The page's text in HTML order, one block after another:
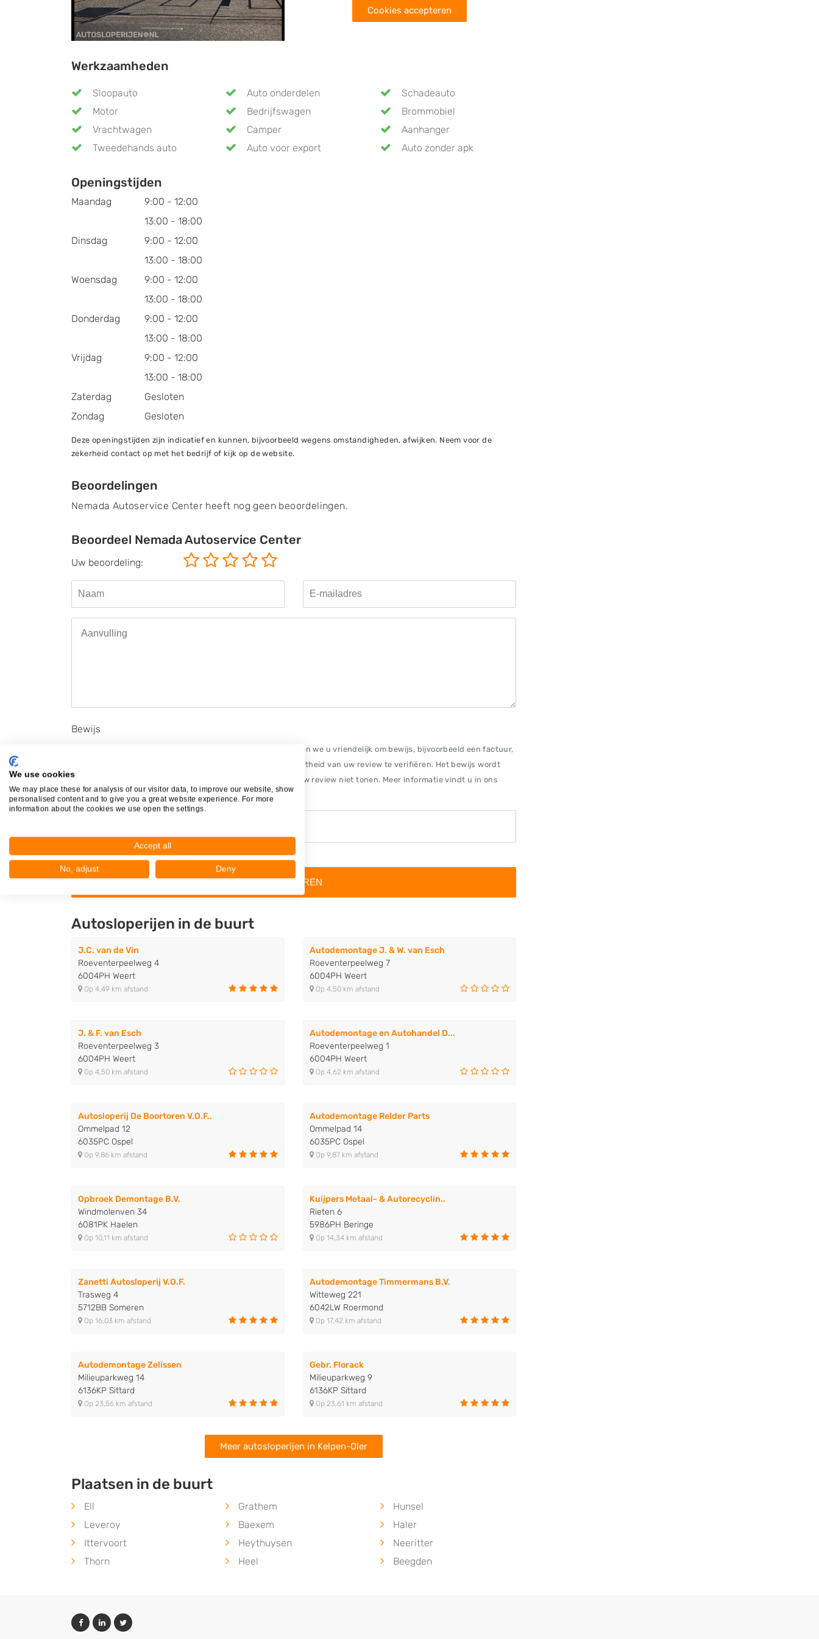
Cookies accepteren
Werkzaamheden
Sloopauto Auto onderdelen
Schadeauto
Motor
Bedrijfswagen
Brommobiel
Vrachtwagen
Camper
Aanhanger
Tweedehands auto
Auto voor export Auto zonder apk
Openingstijden
Maandag
9:00 - 12:00
13:00 - 18:00
Dinsdag
9:00 - 12:00
13:00 - 18:00
Woensdag
9:00 - 12:00
13:00 - 18:00
Donderdag
9:00 - 12:00
13:00 - 18:00
Vrijdag
9:00 - 12:00
13:00 - 18:00
Zaterdag
Gesloten
Zondag
Gesloten
Deze openingstijden zijn indicatief en kunnen, bijvoorbeeld wegens omstandigheden, afwijken. Neem voor de
zekerheid contact op met het bedrijf of kijk op de website.
Beoordelingen
Nemada Autoservice Center heeft nog geen beoordelingen.
Beoordeel Nemada Autoservice Center
Uw beoordeling:
Bewijs
Wij controleren beoordelingen nadrukkelijk. Daarom verzoeken we u vriendelijk om bewijs, bijvoorbeeld een factuur,
. Dit bewijs gebruiken wij om de echtheid van uw review te verifiëren. Het bewijs wordt
niet getoond bij uw beoordeling. Zonder bewijs kunnen wij uw review niet tonen. Meer informatie vindt u in ons
privacybeleid en onzedisclaimer.
Afbeelding (jpg, jpeg, png) of PDF bestand van maximaal 12MB
Autosloperijen in de buurt
J.C. van de Vin
Roeventerpeelweg 4
6004PH Weert
Op 4,49 km afstand
Autodemontage J. & W. van Esch
Roeventerpeelweg 7
6004PH Weert
Op 4,50 km afstand
J. & F. van Esch
Roeventerpeelweg 3
6004PH Weert
Op 4,50 km afstand
Autodemontage en Autohandel D...
Roeventerpeelweg 1
6004PH Weert
Op 4,62 km afstand
Autosloperij De Boortoren V.O.F..
Ommelpad 12
6035PC Ospel
Op 9,86 km afstand
Autodemontage Relder Parts
Ommelpad 14
6035PC Ospel
Op 9,87 km afstand
Opbroek Demontage B.V.
Windmolenven 34
6081PK Haelen
Op 10,11 km afstand
Kuijpers Metaal- & Autorecyclin..
Rieten 6
5986PH Beringe
Op 14,34 km afstand
Zanetti Autosloperij V.O.F.
Trasweg 4
5712BB Someren
Op 16,03 km afstand
Autodemontage Timmermans B.V.
Witteweg 221
6042LW Roermond
Op 17,42 km afstand
Autodemontage Zelissen
Milieuparkweg 14
6136KP Sittard
Op 23,56 km afstand
Gebr. Florack
Milieuparkweg 9
6136KP Sittard
Op 23,61 km afstand
Meer autosloperijen in Kelpen-Oler
Plaatsen in de buurt
Ell Grathem
Hunsel
Leveroy
Baexem
Haler
Ittervoort
Heythuysen
Neeritter
Thorn
Heel Beegden
We use cookies
We may place these for analysis of our visitor data, to improve our website, show
personalised content and to give you a great website experience. For more
information about the cookies we use open the settings.
Accept all
No, adjust Deny